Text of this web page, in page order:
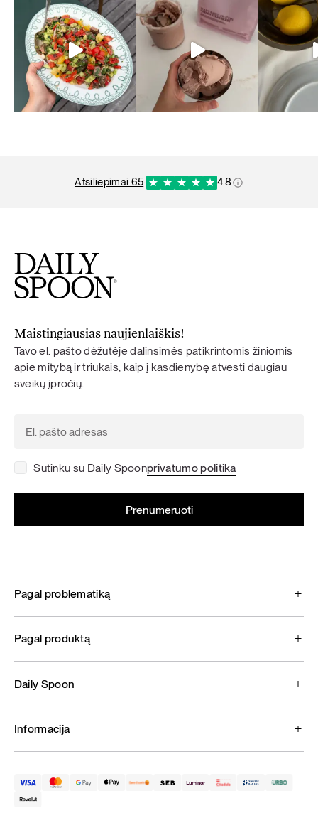
atsiliepimai 65· 4.8
Maistingiausias naujienlaiškis!
Tavo el. pašto dėžutėje dalinsimės patikrintomis žiniomis
apie mitybą ir triukais, kaip į kasdienybę atvesti daugiau
sveikų įpročių.
Sutinku su Daily Spoonprivatumo politika
Pagal problematiką
Pagal produktą
Daily Spoon
Informacija